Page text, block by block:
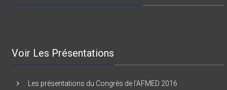
Voir Les Présentations
Les présentations du Congrès de l’AFMED 2016